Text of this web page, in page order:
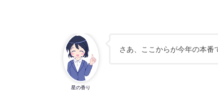
星の香り
さあ、ここからが今年の本番